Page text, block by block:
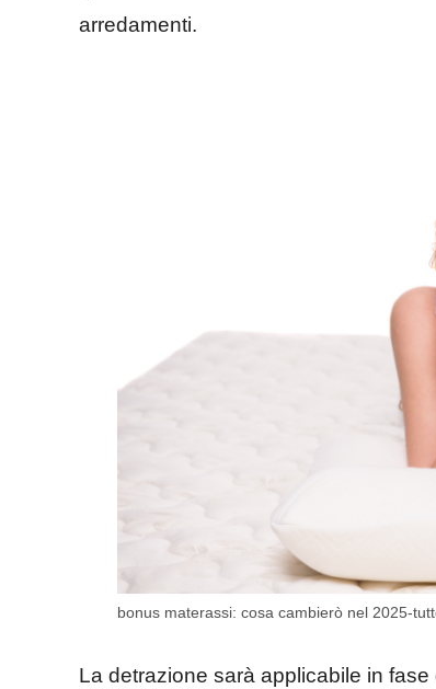
arredamenti.
bonus materassi: cosa cambierò nel 2025-
La detrazione sarà applicabile in fase